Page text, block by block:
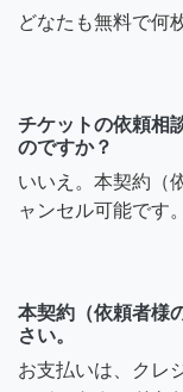
どなたも無料で何
チケットの依頼相
のですか？
いいえ。本契約（
ャンセル可能です。
本契約（依頼者様
さい。
お支払いは、クレ